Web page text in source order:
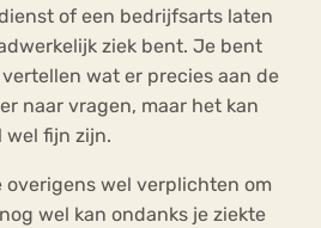
of een bedrijfsarts laten
ziek bent. Je bent
wat er precies aan de
naar vragen, maar het kan
wel fijn zijn.
overigens wel verplichten om
wel kan ondanks je ziekte